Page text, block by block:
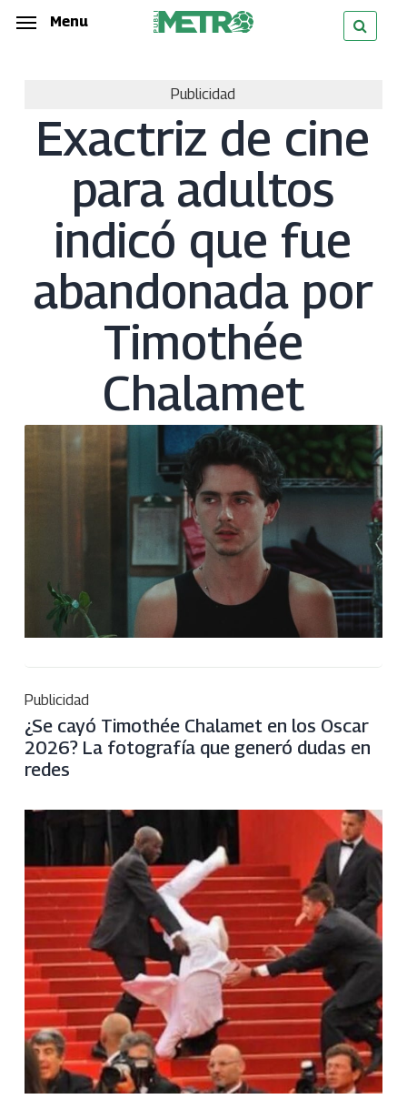
Skip
Menu
Publicidad
Exactriz de cine
para adultos
indicó que fue
abandonada por
Timothée
Chalamet
Publicidad
¿Se cayó Timothée Chalamet en los Oscar
2026? La fotografía que generó dudas en
redes
Menu